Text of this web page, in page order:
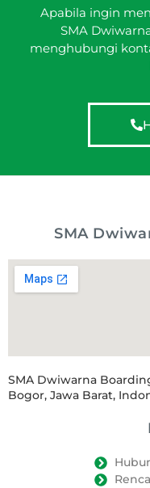
Apabila ingin
SMA
menghubungi
SMA
SMA Dwiwarna
Bogor, Jawa Barat,